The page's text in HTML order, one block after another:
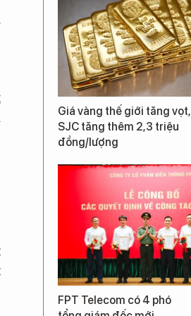
Giá vàng thế giới tăng vọt,
SJC tăng thêm 2,3 triệu
đồng/lượng
FPT Telecom có 4 phó